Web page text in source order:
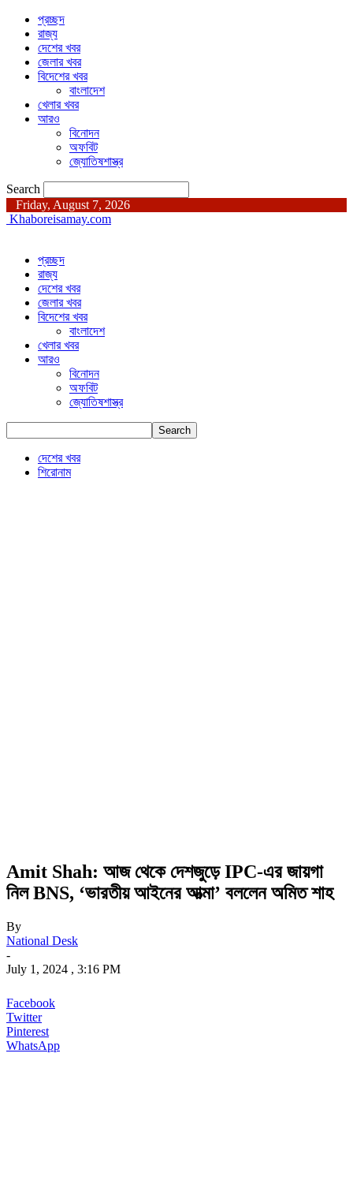
প্রচ্ছদ
রাজ্য
দেশের খবর
জেলার খবর
বিদেশের খবর
বাংলাদেশ
খেলার খবর
আরও
বিনোদন
অফবিট
জ্যোতিষশাস্ত্র
Search
Friday, August 7, 2026
Khaboreisamay.com
প্রচ্ছদ
রাজ্য
দেশের খবর
জেলার খবর
বিদেশের খবর
বাংলাদেশ
খেলার খবর
আরও
বিনোদন
অফবিট
জ্যোতিষশাস্ত্র
দেশের খবর
শিরোনাম
Amit Shah: আজ থেকে দেশজুড়ে IPC-এর জায়গা
নিল BNS, ‘ভারতীয় আইনের আত্মা’ বললেন অমিত শাহ
By
National Desk
-
July 1, 2024 , 3:16 PM
Facebook
Twitter
Pinterest
WhatsApp